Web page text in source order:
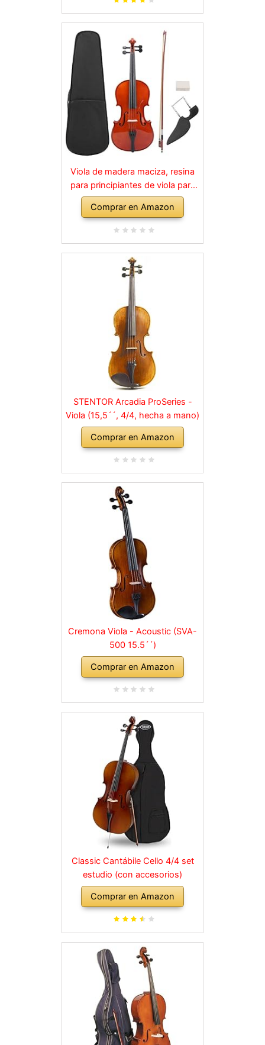
Viola de madera maciza, resina
para principiantes de viola para
instrumentos musicales para
niños y adultos
Comprar en Amazon
STENTOR Arcadia ProSeries -
Viola (15,5´´, 4/4, hecha a mano)
Comprar en Amazon
Cremona Viola - Acoustic (SVA-
500 15.5´´)
Comprar en Amazon
Classic Cantábile Cello 4/4 set
estudio (con accesorios)
Comprar en Amazon